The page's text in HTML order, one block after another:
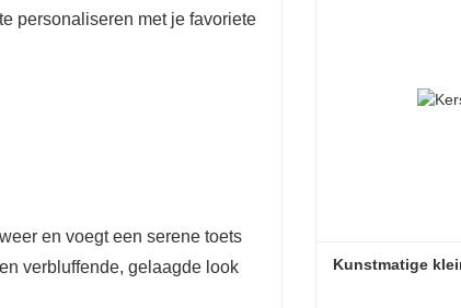
personaliseren met je favoriete
en voegt een serene toets
verbluffende, gelaagde look
Kunstmatige